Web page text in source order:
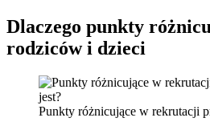
Dlaczego punkty
rodziców i dzieci
Punkty różnicujące w rekrutacji